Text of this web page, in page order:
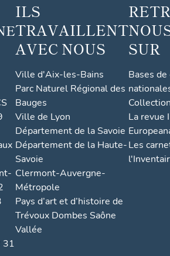
31
ILS
TRAVAILLENT
AVEC NOUS
Ville d'Aix-les-Bains
Parc Naturel Régional des
Bauges
Ville de Lyon
Département de la Savoie
Département de la Haute-
Savoie
Clermont-Auvergne-
Métropole
Pays d’art et d’histoire de
Trévoux Dombes Saône
Vallée
SUR
Bases
La revue
Les